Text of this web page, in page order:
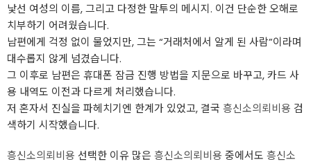
낯선 여성의 이름, 그리고 다정한 말투의 메시지. 이건 단순한 오해로
치부하기 어려웠습니다.
남편에게 걱정 없이 물었지만, 그는 “거래처에서 알게 된 사람”이라며
대수롭지 않게 넘겼습니다.
그 이후로 남편은 휴대폰 잠금 진행 방법을 지문으로 바꾸고, 카드 사
용 내역도 이전과 다르게 처리했습니다.
저 혼자서 진실을 파헤치기엔 한계가 있었고, 결국 흥신소의뢰비용 검
색하기 시작했습니다.
흥신소의뢰비용 선택한 이유 많은 흥신소의뢰비용 중에서도 흥신소